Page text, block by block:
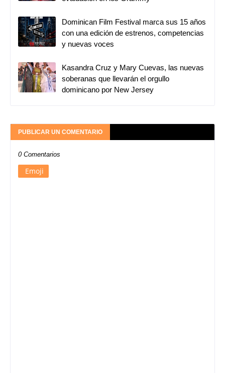
Dominican Film Festival marca sus 15 años
con una edición de estrenos, competencias
y nuevas voces
Kasandra Cruz y Mary Cuevas, las nuevas
soberanas que llevarán el orgullo
dominicano por New Jersey
PUBLICAR UN COMENTARIO
0 Comentarios
Emoji